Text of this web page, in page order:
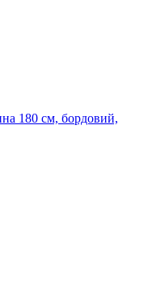
180 см, бордовий,